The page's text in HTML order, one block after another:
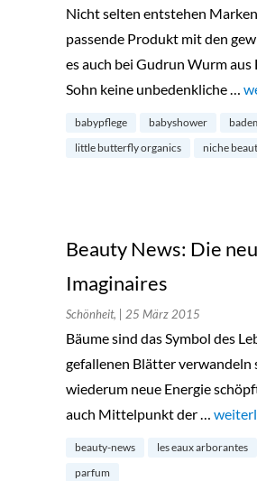
Nicht selten entstehen
passende Produkt mit den
es auch bei Gudrun Wurm
Sohn keine unbedenkliche …
babypflege babyshower
little butterfly organics
niche
Beauty News: Die
Imaginaires
Schönheit, | 25 März 2015
Bäume sind das Symbol des
gefallenen Blätter verwandeln
wiederum neue Energie
auch Mittelpunkt der …
beauty-news les eaux arborantes
parfum